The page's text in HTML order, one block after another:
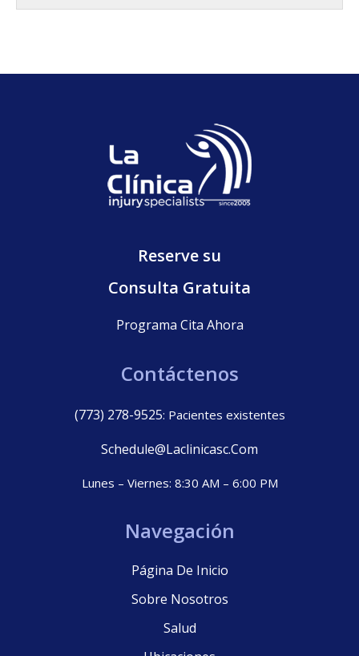
Reserve su
Consulta Gratuita
Programa Cita Ahora
Contáctenos
(773) 278-9525: Pacientes existentes
Schedule@laclinicasc.com
Lunes – Viernes: 8:30 AM – 6:00 PM
Navegación
Página De Inicio
Sobre Nosotros
Salud